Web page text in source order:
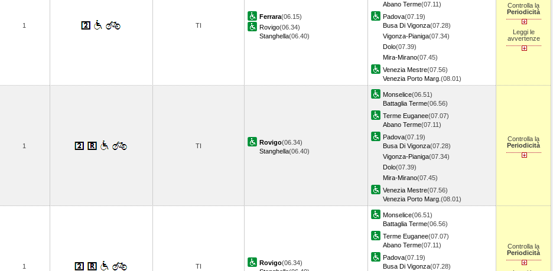
1 TI
Ferrara(06.15)
Rovigo(06.34)
Stanghella(06.40)
Abano Terme(07.11)
Padova(07.19)
Busa Di Vigonza(07.28)
Vigonza-Pianiga(07.34)
Dolo(07.39)
Mira-Mirano(07.45)
Venezia Mestre(07.56)
Venezia Porto Marg. (08.01)
Controlla la
Periodicità
Leggi le
avvertenze
1 TI Rovigo(06.34)
Stanghella(06.40)
Monselice(06.51)
Battaglia Terme(06.56)
Terme Euganee(07.07)
Abano Terme(07.11)
Padova(07.19)
Busa Di Vigonza(07.28)
Vigonza-Pianiga(07.34)
Dolo(07.39)
Mira-Mirano(07.45)
Venezia Mestre(07.56)
Venezia Porto Marg. (08.01)
Controlla la
Periodicità
1 TI Rovigo(06.34)
Monselice(06.51)
Battaglia Terme(06.56)
Terme Euganee(07.07)
Abano Terme(07.11)
Padova(07.19)
Busa Di Vigonza(07.28)
Controlla la
Periodicità